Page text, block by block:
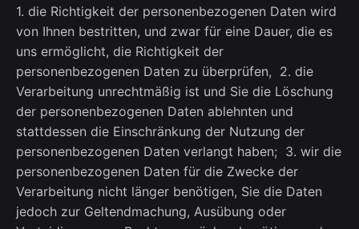
1. die Richtigkeit der personenbezogenen Daten wird
von Ihnen bestritten, und zwar für eine Dauer, die es
uns ermöglicht, die Richtigkeit der
personenbezogenen Daten zu überprüfen, 2. die
Verarbeitung unrechtmäßig ist und Sie die Löschung
der personenbezogenen Daten ablehnten und
stattdessen die Einschränkung der Nutzung der
personenbezogenen Daten verlangt haben; 3. wir die
personenbezogenen Daten für die Zwecke der
Verarbeitung nicht länger benötigen, Sie die Daten
jedoch zur Geltendmachung, Ausübung oder